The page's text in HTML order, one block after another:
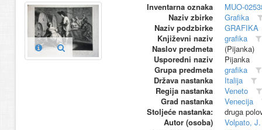
Inventarna oznaka
MUO-
Naziv zbirke
Grafika
Naziv podzbirke
GRAFIKA
Književni naziv
grafika
Naslov predmeta
(Pijanka)
Usporedni naziv
Pijanka
Grupa predmeta
grafika
Država nastanka
Italija
Regija nastanka
Veneto
Grad nastanka
Venecija
Stoljeće nastanka:
druga
Autor (osoba)
Volpato, J.